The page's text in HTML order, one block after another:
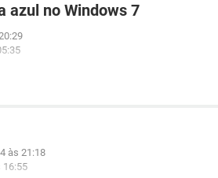
azul no Windows 7
às 21:18
16:55